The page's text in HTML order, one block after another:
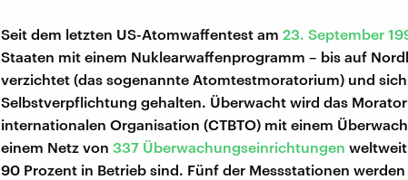
Seit dem letzten US-Atomwaffentest am 23. September
Staaten mit einem Nuklearwaffenprogramm – bis auf
verzichtet (das sogenannte Atomtestmoratorium) und
Selbstverpflichtung gehalten. Überwacht wird das
internationalen Organisation (CTBTO) mit einem
einem Netz von 337 Überwachungseinrichtungen
90 Prozent in Betrieb sind. Fünf der Messstationen